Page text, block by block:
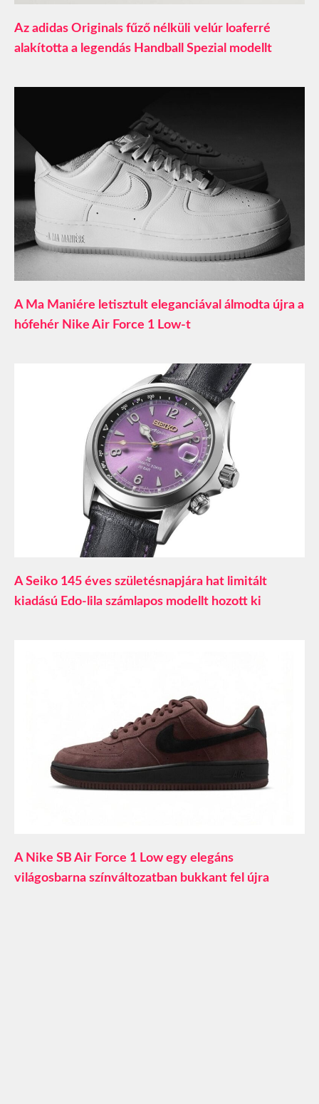
Az adidas Originals fűző nélküli velúr loaferré
alakította a legendás Handball Spezial modellt
A Ma Maniére letisztult eleganciával álmodta újra a
hófehér Nike Air Force 1 Low-t
A Seiko 145 éves születésnapjára hat limitált
kiadású Edo-lila számlapos modellt hozott ki
A Nike SB Air Force 1 Low egy elegáns
világosbarna színváltozatban bukkant fel újra